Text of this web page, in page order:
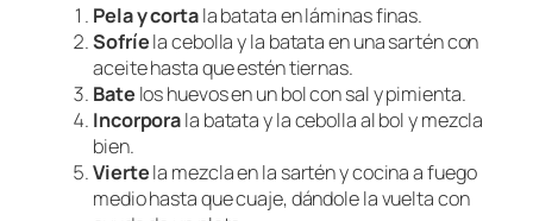
Pela y cortala batata en láminas finas.
Sofríela cebolla y la batata en una sartén con
aceite hasta que estén tiernas.
Bate los huevos en un bol con sal y pimienta.
Incorporala batata y la cebolla al bol y mezcla
bien.
Viertela mezcla en la sartén y cocina a fuego
medio hasta que cuaje, dándole la vuelta con